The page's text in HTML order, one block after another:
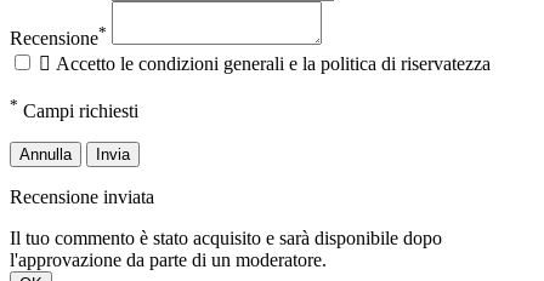
Recensione*
 Accetto le condizioni generali e la politica di riservatezza
* Campi richiesti
Annulla Invia
Recensione inviata
Il tuo commento è stato acquisito e sarà disponibile dopo
l'approvazione da parte di un moderatore.